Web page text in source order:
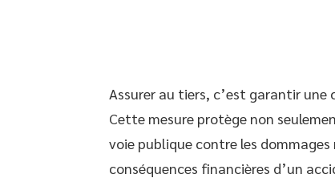
Assurer au tiers, c’est garantir
Cette mesure protège non
voie publique contre les
conséquences financières d’un